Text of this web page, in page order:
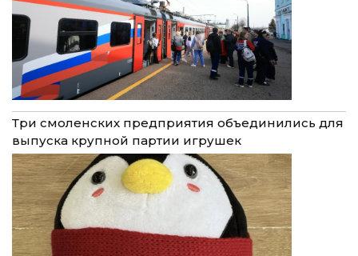
Три смоленских предприятия объединились для
выпуска крупной партии игрушек